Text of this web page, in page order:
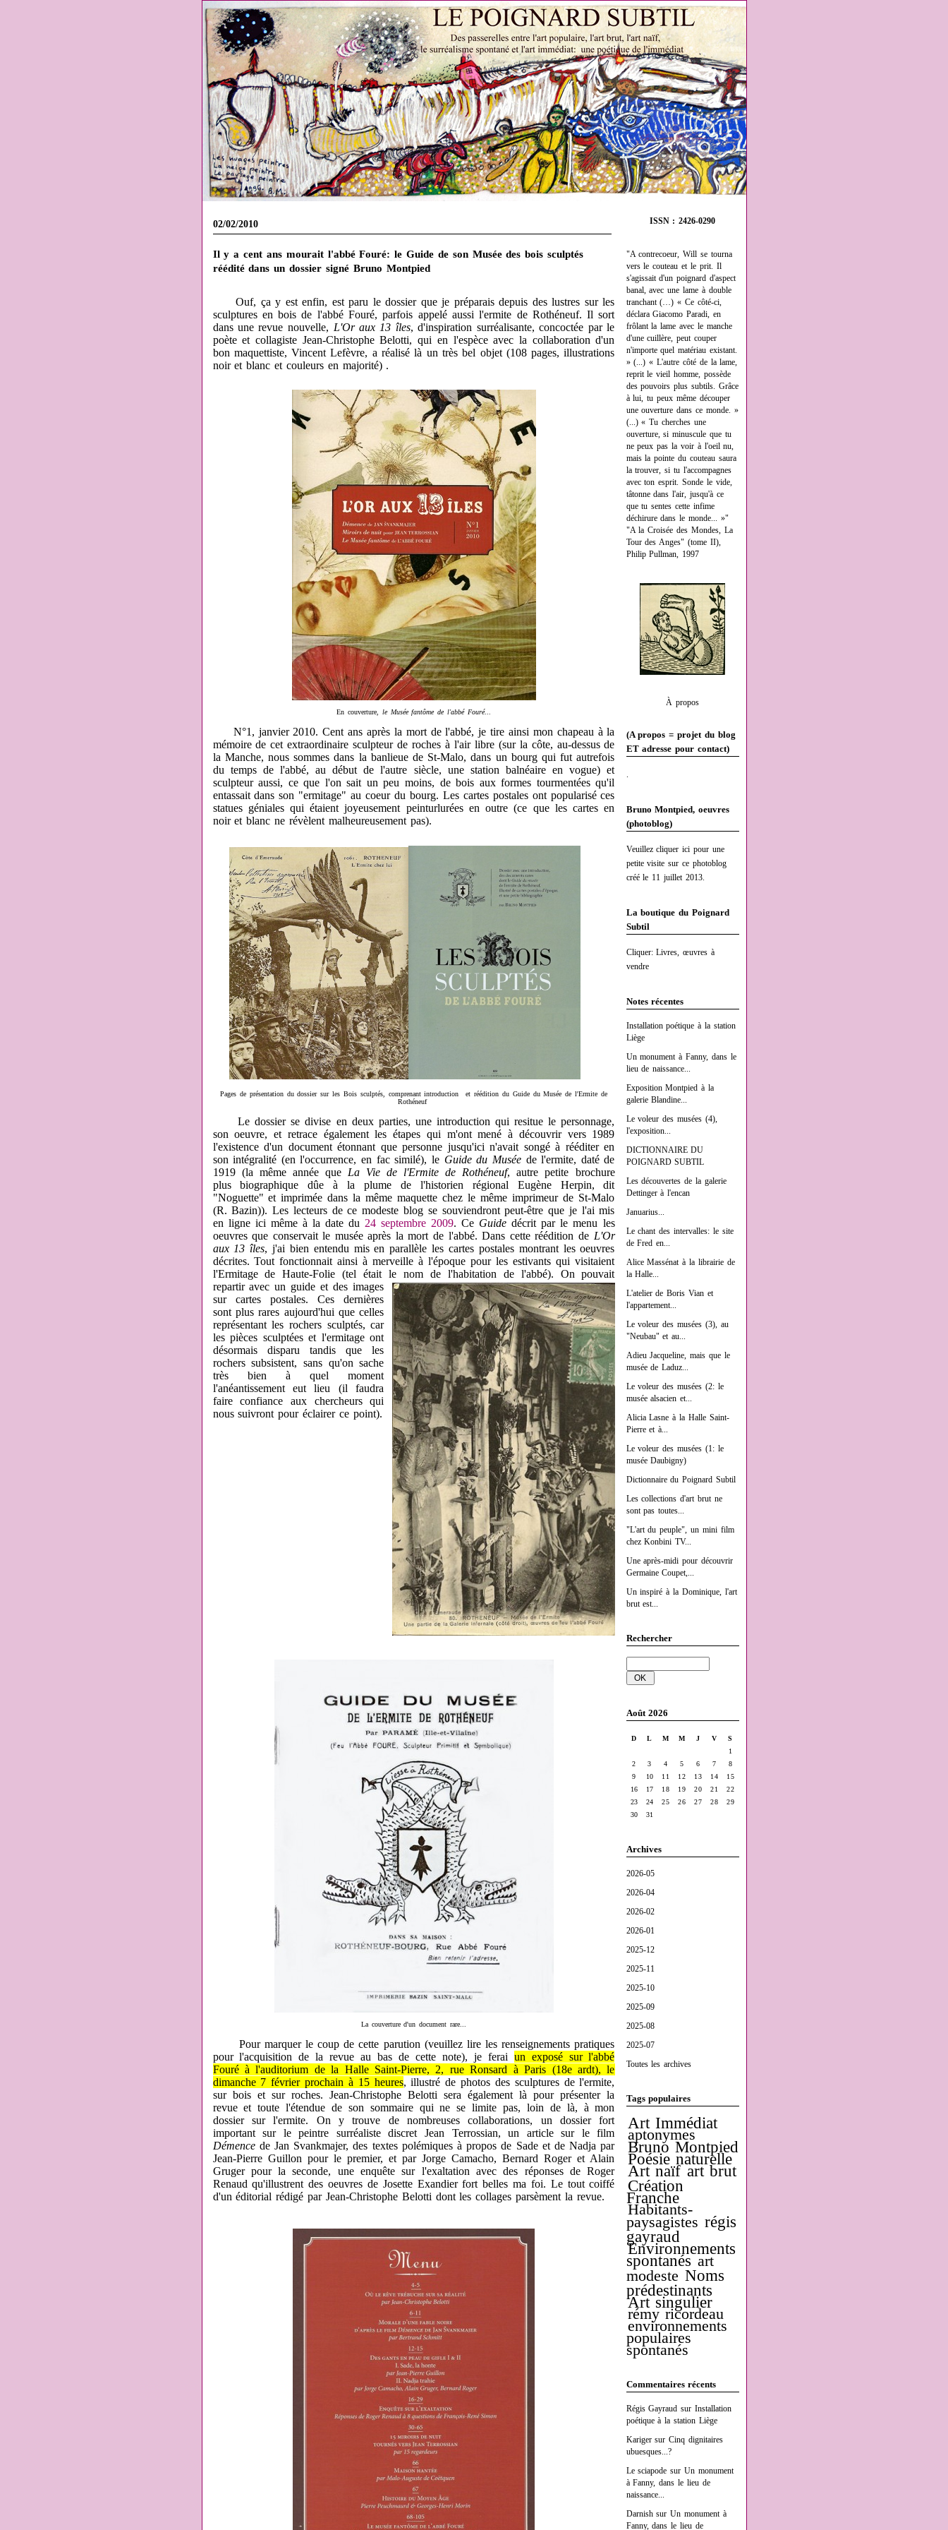
ISSN : 2426-0290
"A contrecoeur, Will se tourna
vers le couteau et le prit. Il
s'agissait d'un poignard d'aspect
banal, avec une lame à double
tranchant (…) « Ce côté-ci,
déclara Giacomo Paradi, en
frôlant la lame avec le manche
d'une cuillère, peut couper
n'importe quel matériau existant.
» (...) « L'autre côté de la lame,
reprit le vieil homme, possède
des pouvoirs plus subtils. Grâce
à lui, tu peux même découper
une ouverture dans ce monde. »
(...) « Tu cherches une
ouverture, si minuscule que tu
ne peux pas la voir à l'oeil nu,
mais la pointe du couteau saura
la trouver, si tu l'accompagnes
avec ton esprit. Sonde le vide,
tâtonne dans l'air, jusqu'à ce
que tu sentes cette infime
déchirure dans le monde... »"
"A la Croisée des Mondes, La
Tour des Anges" (tome II),
Philip Pullman, 1997
À propos
(A propos = projet du blog
ET adresse pour contact)
.
Bruno Montpied, oeuvres
(photoblog)
Veuillez cliquer ici pour une
petite visite sur ce photoblog
créé le 11 juillet 2013.
La boutique du Poignard
Subtil
Cliquer: Livres, œuvres à
vendre
Notes récentes
Installation poétique à la station
Liège
Un monument à Fanny, dans le
lieu de naissance...
Exposition Montpied à la
galerie Blandine...
Le voleur des musées (4),
l'exposition...
DICTIONNAIRE DU
POIGNARD SUBTIL
Les découvertes de la galerie
Dettinger à l'encan
Januarius...
Le chant des intervalles: le site
de Fred en...
Alice Massénat à la librairie de
la Halle...
L'atelier de Boris Vian et
l'appartement...
Le voleur des musées (3), au
"Neubau" et au...
Adieu Jacqueline, mais que le
musée de Laduz...
Le voleur des musées (2: le
musée alsacien et...
Alicia Lasne à la Halle Saint-
Pierre et à...
Le voleur des musées (1: le
musée Daubigny)
Dictionnaire du Poignard Subtil
Les collections d'art brut ne
sont pas toutes...
"L'art du peuple", un mini film
chez Konbini TV...
Une après-midi pour découvrir
Germaine Coupet,...
Un inspiré à la Dominique, l'art
brut est...
Rechercher
Août 2026
D L M M J V
S
1
2
3 4 5 6 7
8
9
10 11 12 13 14
15
16
17 18 19 20 21
22
23
24 25 26 27 28
29
30
31
Archives
2026-05
2026-04
2026-02
2026-01
2025-12
2025-11
2025-10
2025-09
2025-08
2025-07
Toutes les archives
Tags populaires
Art Immédiat
aptonymes
Bruno Montpied
Poésie naturelle
Art naïf art brut
Création
Franche
Habitants-
paysagistes régis
gayraud
Environnements
spontanés art
modeste Noms
prédestinants
Art singulier
rémy ricordeau
environnements
populaires
spontanés
Commentaires récents
Régis Gayraud surInstallation
poétique à la station Liège
KarigersurCinq dignitaires
ubuesques...?
Le sciapode surUn monument
à Fanny, dans le lieu de
naissance...
DarnishsurUn monument à
Fanny, dans le lieu de
02/02/2010
Il y a cent ans mourait l'abbé Fouré: le Guide de son Musée des bois sculptés
réédité dans un dossier signé Bruno Montpied
Ouf, ça y est enfin, est paru le dossier que je préparais depuis des lustres sur les
sculptures en bois de l'abbé Fouré, parfois appelé aussi l'ermite de Rothéneuf. Il sort
dans une revue nouvelle, L'Or aux 13 îles, d'inspiration surréalisante, concoctée par le
poète et collagiste Jean-Christophe Belotti, qui en l'espèce avec la collaboration d'un
bon maquettiste, Vincent Lefèvre, a réalisé là un très bel objet (108 pages, illustrations
noir et blanc et couleurs en majorité) .
En couverture, le Musée fantôme de l'abbé Fouré...
N°1, janvier 2010. Cent ans après la mort de l'abbé, je tire ainsi mon chapeau à la
mémoire de cet extraordinaire sculpteur de roches à l'air libre (sur la côte, au-dessus de
la Manche, nous sommes dans la banlieue de St-Malo, dans un bourg qui fut autrefois
du temps de l'abbé, au début de l'autre siècle, une station balnéaire en vogue) et
sculpteur aussi, ce que l'on sait un peu moins, de bois aux formes tourmentées qu'il
entassait dans son "ermitage" au coeur du bourg. Les cartes postales ont popularisé ces
statues géniales qui étaient joyeusement peinturlurées en outre (ce que les cartes en
noir et blanc ne révèlent malheureusement pas).
Pages de présentation du dossier sur les Bois sculptés, comprenant introduction et réédition du Guide du Musée de l'Ermite de
Rothéneuf
Le dossier se divise en deux parties, une introduction qui resitue le personnage,
son oeuvre, et retrace également les étapes qui m'ont mené à découvrir vers 1989
l'existence d'un document étonnant que personne jusqu'ici n'avait songé à rééditer en
son intégralité (en l'occurrence, en fac similé), le Guide du Muséede l'ermite, daté de
1919 (la même année que La Vie de l'Ermite de Rothéneuf, autre petite brochure
plus biographique dûe à la plume de l'historien régional Eugène Herpin, dit
"Noguette" et imprimée dans la même maquette chez le même imprimeur de St-Malo
(R. Bazin)). Les lecteurs de ce modeste blog se souviendront peut-être que je l'ai mis
en ligne ici même à la date du 24 septembre 2009. Ce Guide décrit par le menu les
oeuvres que conservait le musée après la mort de l'abbé. Dans cette réédition de L'Or
aux 13 îles, j'ai bien entendu mis en parallèle les cartes postales montrant les oeuvres
décrites. Tout fonctionnait ainsi à merveille à l'époque pour les estivants qui visitaient
l'Ermitage de Haute-Folie (tel était le nom de l'habitation de l'abbé). On pouvait
repartir avec un guide et des images
sur cartes postales. Ces dernières
sont plus rares aujourd'hui que celles
représentant les rochers sculptés, car
les pièces sculptées et l'ermitage ont
désormais disparu tandis que les
rochers subsistent, sans qu'on sache
très bien à quel moment
l'anéantissement eut lieu (il faudra
faire confiance aux chercheurs qui
nous suivront pour éclairer ce point).
La couverture d'un document rare...
Pour marquer le coup de cette parution (veuillez lire les renseignements pratiques
pour l'acquisition de la revue au bas de cette note), je ferai un exposé sur l'abbé
Fouré à l'auditorium de la Halle Saint-Pierre, 2, rue Ronsard à Paris (18e ardt), le
dimanche 7 février prochain à 15 heures, illustré de photos des sculptures de l'ermite,
sur bois et sur roches. Jean-Christophe Belotti sera également là pour présenter la
revue et toute l'étendue de son sommaire qui ne se limite pas, loin de là, à mon
dossier sur l'ermite. On y trouve de nombreuses collaborations, un dossier fort
important sur le peintre surréaliste discret Jean Terrossian, un article sur le film
Démencede Jan Svankmajer, des textes polémiques à propos de Sade et de Nadja par
Jean-Pierre Guillon pour le premier, et par Jorge Camacho, Bernard Roger et Alain
Gruger pour la seconde, une enquête sur l'exaltation avec des réponses de Roger
Renaud qu'illustrent des oeuvres de Josette Exandier fort belles ma foi. Le tout coiffé
d'un éditorial rédigé par Jean-Christophe Belotti dont les collages parsèment la revue.